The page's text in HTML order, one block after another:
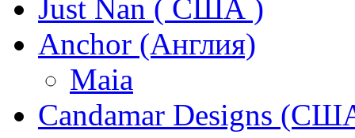
Just Nan ( США )
Anchor (Англия)
Maia
Candamar Designs